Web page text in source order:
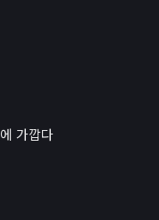
에 가깝다